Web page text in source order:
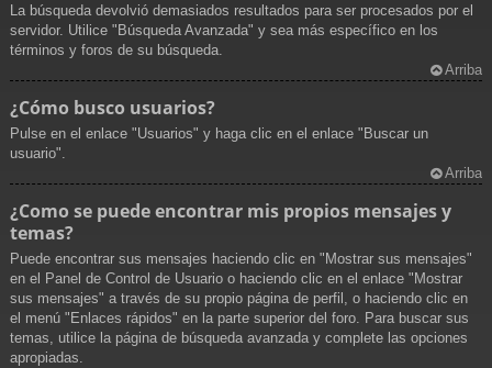
La búsqueda devolvió demasiados resultados para ser procesados por el
servidor. Utilice "Búsqueda Avanzada" y sea más específico en los
términos y foros de su búsqueda.
Arriba
¿Cómo busco usuarios?
Pulse en el enlace "Usuarios" y haga clic en el enlace "Buscar un
usuario".
Arriba
¿Como se puede encontrar mis propios mensajes y
temas?
Puede encontrar sus mensajes haciendo clic en "Mostrar sus mensajes"
en el Panel de Control de Usuario o haciendo clic en el enlace "Mostrar
sus mensajes" a través de su propio página de perfil, o haciendo clic en
el menú "Enlaces rápidos" en la parte superior del foro. Para buscar sus
temas, utilice la página de búsqueda avanzada y complete las opciones
apropiadas.